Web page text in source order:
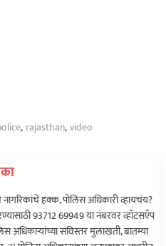
, rajasthan,video
हक्क, पोलिस अधिकारी व्हायचंय?
93712 69949 या नंबरवर व्हॉटसऍप
अधिकाऱ्यांच्या सविस्तर मुलाखती, बातम्या